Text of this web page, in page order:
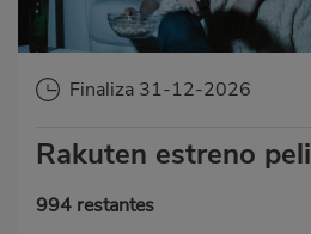
Finaliza 31-12-2026
Rakuten estreno peli
994 restantes